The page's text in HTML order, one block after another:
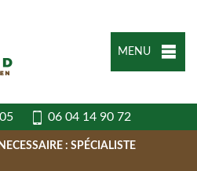
MENU
06 04 14 90 72
: SPÉCIALISTE